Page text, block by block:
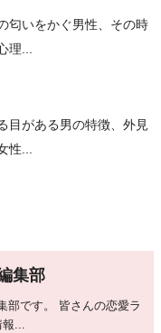
匂いをかぐ男性、その時
理...
目がある男の特徴、外見
性...
集部
部です。 皆さんの恋愛ラ
報...